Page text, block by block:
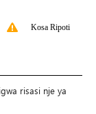
Kosa Ripoti
risasi nje ya